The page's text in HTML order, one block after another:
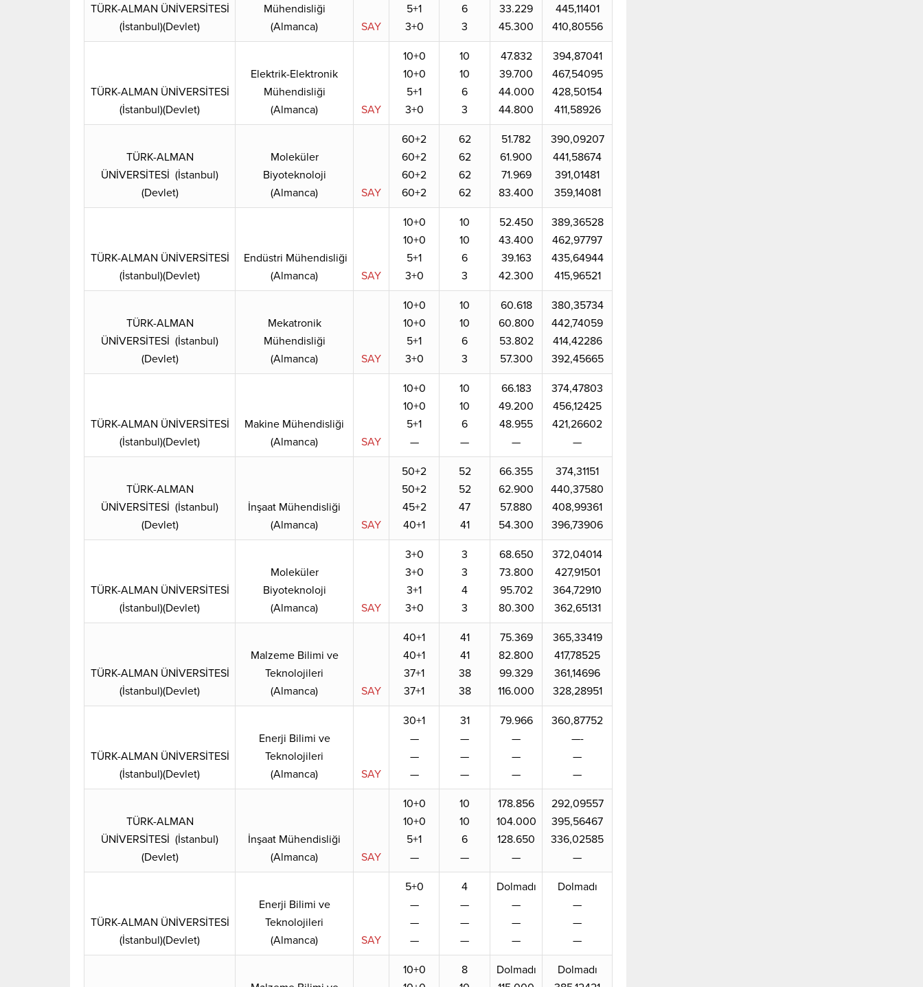
TÜRK-ALMAN ÜNİVERSİTESİ
(İstanbul)(Devlet)
Mühendisliği
(Almanca)
SAY
5+1
3+0
6
3
33.229
45.300
445,11401
410,80556
TÜRK-ALMAN ÜNİVERSİTESİ
(İstanbul)(Devlet)
Elektrik-Elektronik
Mühendisliği
(Almanca)
SAY
10+0
10+0
5+1
3+0
10
10
6
3
47.832
39.700
44.000
44.800
394,87041
467,54095
428,50154
411,58926
TÜRK-ALMAN
ÜNİVERSİTESİ (İstanbul)
(Devlet)
Moleküler
Biyoteknoloji
(Almanca)
SAY
60+2
60+2
60+2
60+2
62
62
62
62
51.782
61.900
71.969
83.400
390,09207
441,58674
391,01481
359,14081
TÜRK-ALMAN ÜNİVERSİTESİ
(İstanbul)(Devlet)
Endüstri Mühendisliği
(Almanca)
SAY
10+0
10+0
5+1
3+0
10
10
6
3
52.450
43.400
39.163
42.300
389,36528
462,97797
435,64944
415,96521
TÜRK-ALMAN
ÜNİVERSİTESİ (İstanbul)
(Devlet)
Mekatronik
Mühendisliği
(Almanca)
SAY
10+0
10+0
5+1
3+0
10
10
6
3
60.618
60.800
53.802
57.300
380,35734
442,74059
414,42286
392,45665
TÜRK-ALMAN ÜNİVERSİTESİ
(İstanbul)(Devlet)
Makine Mühendisliği
(Almanca)
SAY
10+0
10+0
5+1
—
10
10
6
—
66.183
49.200
48.955
—
374,47803
456,12425
421,26602
—
TÜRK-ALMAN
ÜNİVERSİTESİ (İstanbul)
(Devlet)
İnşaat Mühendisliği
(Almanca)
SAY
50+2
50+2
45+2
40+1
52
52
47
41
66.355
62.900
57.880
54.300
374,31151
440,37580
408,99361
396,73906
TÜRK-ALMAN ÜNİVERSİTESİ
(İstanbul)(Devlet)
Moleküler
Biyoteknoloji
(Almanca)
SAY
3+0
3+0
3+1
3+0
3
3
4
3
68.650
73.800
95.702
80.300
372,04014
427,91501
364,72910
362,65131
TÜRK-ALMAN ÜNİVERSİTESİ
(İstanbul)(Devlet)
Malzeme Bilimi ve
Teknolojileri
(Almanca)
SAY
40+1
40+1
37+1
37+1
41
41
38
38
75.369
82.800
99.329
116.000
365,33419
417,78525
361,14696
328,28951
TÜRK-ALMAN ÜNİVERSİTESİ
(İstanbul)(Devlet)
Enerji Bilimi ve
Teknolojileri
(Almanca)
SAY
30+1
—
—
—
31
—
—
—
79.966
—
—
—
360,87752
—-
—
—
TÜRK-ALMAN
ÜNİVERSİTESİ (İstanbul)
(Devlet)
İnşaat Mühendisliği
(Almanca)
SAY
10+0
10+0
5+1
—
10
10
6
—
178.856
104.000
128.650
—
292,09557
395,56467
336,02585
—
TÜRK-ALMAN ÜNİVERSİTESİ
(İstanbul)(Devlet)
Enerji Bilimi ve
Teknolojileri
(Almanca)
SAY
5+0
—
—
—
4
—
—
—
Dolmadı
—
—
—
Dolmadı
—
—
—
10+0
8
Dolmadı
Dolmadı